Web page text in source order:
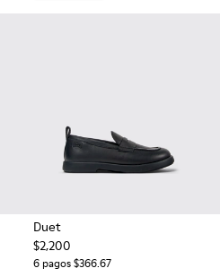
de piel negras para niños.
- Bailarinas azules de piel para
006
Duet
$2,200
6 pagos $366.67